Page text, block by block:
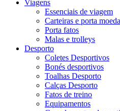
Viagens
Essenciais de viagem
Carteiras e porta
Porta fatos
Malas e trolleys
Desporto
Coletes Desportivos
Bonés desportivos
Toalhas Desporto
Calças Desporto
Fatos de treino
Equipamentos